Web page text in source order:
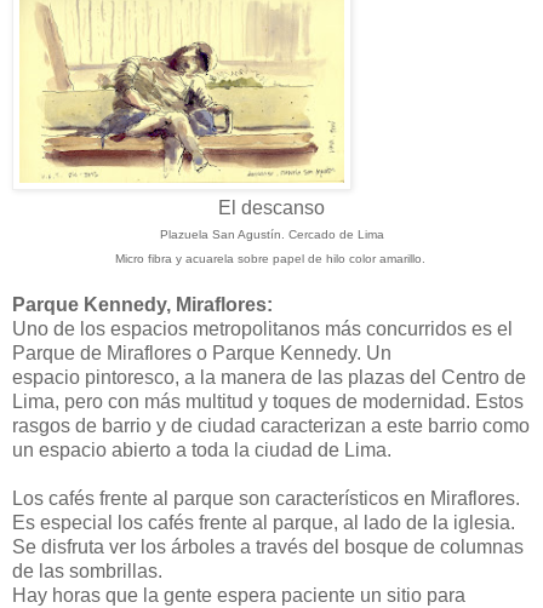
El descanso
Plazuela San Agustín. Cercado de Lima
Micro fibra y acuarela sobre papel de hilo color amarillo.
Parque Kennedy, Miraflores:
Uno de los espacios metropolitanos más concurridos es el
Parque de Miraflores o Parque Kennedy. Un
espacio pintoresco, a la manera de las plazas del Centro de
Lima, pero con más multitud y toques de modernidad. Estos
rasgos de barrio y de ciudad caracterizan a este barrio como
un espacio abierto a toda la ciudad de Lima.
Los cafés frente al parque son característicos en Miraflores.
Es especial los cafés frente al parque, al lado de la iglesia.
Se disfruta ver los árboles a través del bosque de columnas
de las sombrillas.
Hay horas que la gente espera paciente un sitio para